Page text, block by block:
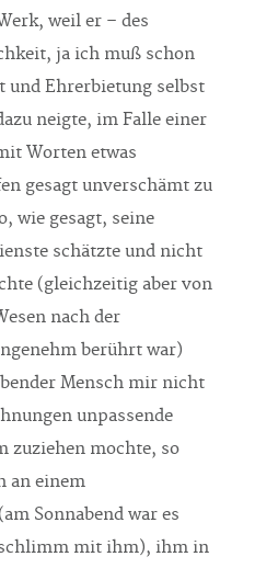
weil er – des
ja ich muß schon
und Ehrerbietung selbst
neigte, im Falle einer
Worten etwas
gesagt unverschämt zu
wie gesagt, seine
schätzte und nicht
(gleichzeitig aber von
nach der
berührt war)
Mensch mir nicht
unpassende
zuziehen mochte, so
an einem
Sonnabend war es
mit ihm), ihm in